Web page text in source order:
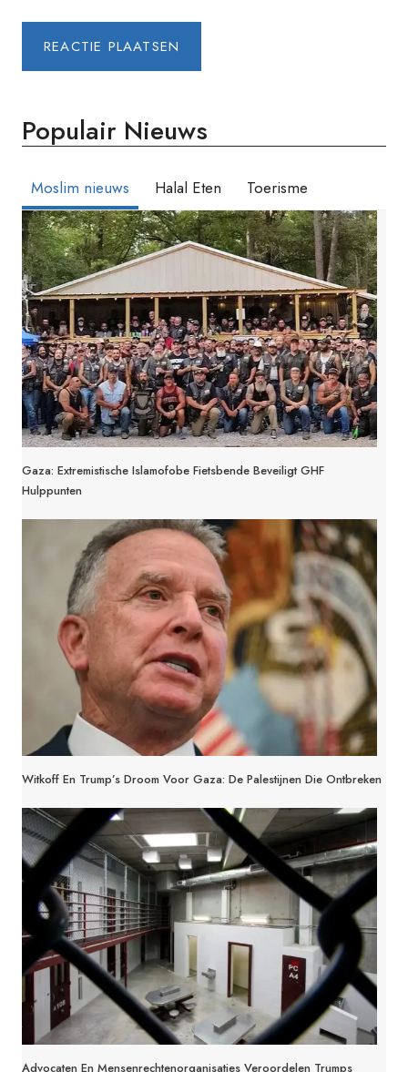
Populair Nieuws
Moslim nieuws Halal Eten Toerisme
Gaza: Extremistische Islamofobe Fietsbende Beveiligt GHF
Hulppunten
Witkoff En Trump’s Droom Voor Gaza: De Palestijnen Die Ontbreken
Advocaten En Mensenrechtenorganisaties Veroordelen Trumps